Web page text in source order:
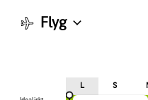
Flyg
L S